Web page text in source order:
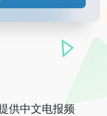
供中文电报频